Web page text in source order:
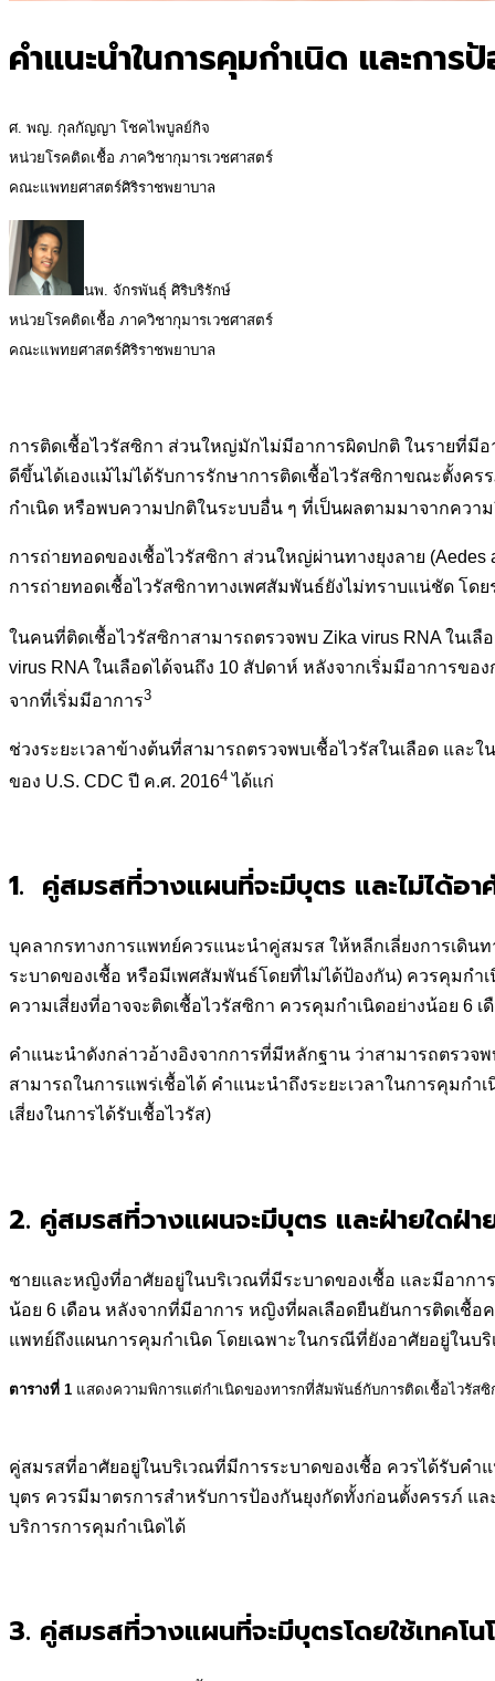
คำแนะนำในการคุมกำเนิด และกา
ศ. พญ. กุลกัญญา โชคไพบูลย์กิจ
หน่วยโรคติดเชื้อ ภาควิชากุมารเวชศาสตร์
คณะแพทยศาสตร์ศิริราชพยาบาล
นพ. จักรพันธุ์ ศิริบริรักษ์
หน่วยโรคติดเชื้อ ภาควิชากุมารเวชศาสตร์
คณะแพทยศาสตร์ศิริราชพยาบาล
การติดเชื้อไวรัสซิกา ส่วนใหญ่มักไม่มีอาการผิดปกติ ในรายที่มี
ดีขึ้นได้เองแม้ไม่ได้รับการรักษาการติดเชื้อไวรัสซิกาขณะตั้งค
กำเนิด หรือพบความปกติในระบบอื่น ๆ ที่เป็นผลตามมาจากควา
การถ่ายทอดของเชื้อไวรัสซิกา ส่วนใหญ่ผ่านทางยุงลาย
การถ่ายทอดเชื้อไวรัสซิกาทางเพศสัมพันธ์ยังไม่ทราบแน่ชัด โ
ในคนที่ติดเชื้อไวรัสซิกาสามารถตรวจพบ Zika virus RNA ในเ
virus RNA ในเลือดได้จนถึง 10 สัปดาห์ หลังจากเริ่มมีอาการข
จากที่เริ่มมีอาการ3
ช่วงระยะเวลาข้างต้นที่สามารถตรวจพบเชื้อไวรัสในเลือด แล
ของ U.S. CDC ปี ค.ศ. 20164 ได้แก่
1. คู่สมรสที่วางแผนที่จะมีบุตร และไม่ได้อ
บุคลากรทางการแพทย์ควรแนะนำคู่สมรส ให้หลีกเลี่ยงการเดิน
ระบาดของเชื้อ หรือมีเพศสัมพันธ์โดยที่ไม่ได้ป้องกัน) ควรคุมกำ
ความเสี่ยงที่อาจจะติดเชื้อไวรัสซิกา ควรคุมกำเนิดอย่างน้อย 6
คำแนะนำดังกล่าวอ้างอิงจากการที่มีหลักฐาน ว่าสามารถตรวจ
สามารถในการแพร่เชื้อได้ คำแนะนำถึงระยะเวลาในการคุมก
เสี่ยงในการได้รับเชื้อไวรัส)
2. คู่สมรสที่วางแผนจะมีบุตร และฝ่ายใดฝ่
ชายและหญิงที่อาศัยอยู่ในบริเวณที่มีระบาดของเชื้อ และมีอากา
น้อย 6 เดือน หลังจากที่มีอาการ หญิงที่ผลเลือดยืนยันการติดเชื้
แพทย์ถึงแผนการคุมกำเนิด โดยเฉพาะในกรณีที่ยังอาศัยอยู่ในบ
ตารางที่ 1 แสดงความพิการแต่กำเนิดของทารกที่สัมพันธ์กับการติดเชื้อไวรัสซิ
คู่สมรสที่อาศัยอยู่ในบริเวณที่มีการระบาดของเชื้อ ควรได้รับคำ
บุตร ควรมีมาตรการสำหรับการป้องกันยุงกัดทั้งก่อนตั้งครรภ์ แ
บริการการคุมกำเนิดได้
3. คู่สมรสที่วางแผนที่จะมีบุตรโดยใช้เทคโ